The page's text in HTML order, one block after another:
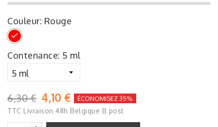
Couleur: Rouge
Rouge
Contenance: 5 ml
6,30 € 4,10 € ÉCONOMISEZ 35%
TTC Livraison 48h Belgique B post